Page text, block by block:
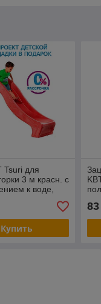
Tsuri для
3 м красн. с
к воде,
Купить
83